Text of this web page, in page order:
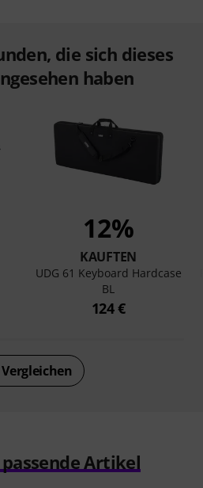
die sich dieses
haben
12%
KAUFTEN
UDG 61 Keyboard Hardcase
BL
124 €
Vergleichen
Artikel